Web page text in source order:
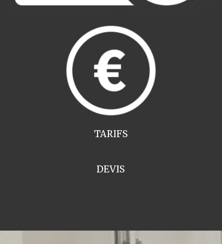
TARIFS
DEVIS